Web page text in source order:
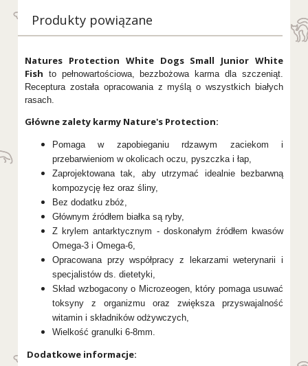
Produkty powiązane
Natures Protection White Dogs Small Junior White
Fish to pełnowartościowa, bezzbożowa karma dla szczeniąt.
Receptura została opracowania z myślą o wszystkich białych
rasach.
Główne zalety karmy Nature's Protection:
Pomaga w zapobieganiu rdzawym zaciekom i
przebarwieniom w okolicach oczu, pyszczka i łap,
Zaprojektowana tak, aby utrzymać idealnie bezbarwną
kompozycję łez oraz śliny,
Bez dodatku zbóż,
Głównym źródłem białka są ryby,
Z krylem antarktycznym - doskonałym źródłem kwasów
Omega-3 i Omega-6,
Opracowana przy współpracy z lekarzami weterynarii i
specjalistów ds. dietetyki,
Skład wzbogacony o Microzeogen, który pomaga usuwać
toksyny z organizmu oraz zwiększa przyswajalność
witamin i składników odżywczych,
Wielkość granulki 6-8mm.
Dodatkowe informacje: